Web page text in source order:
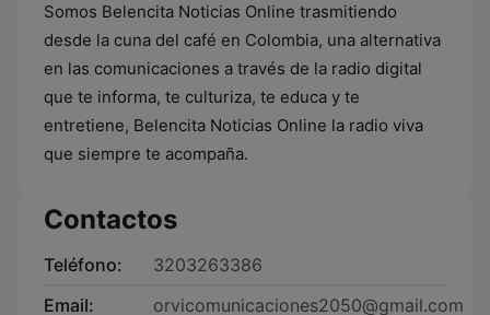
Somos Belencita Noticias Online trasmitiendo
desde la cuna del café en Colombia, una alternativa
en las comunicaciones a través de la radio digital
que te informa, te culturiza, te educa y te
entretiene, Belencita Noticias Online la radio viva
que siempre te acompaña.
Contactos
Teléfono:
3203263386
Email:
orvicomunicaciones2050@gmail.com